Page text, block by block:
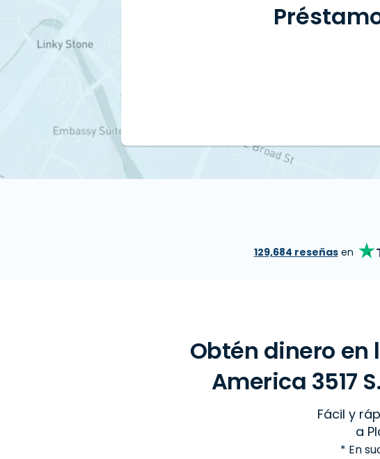
129,684 reseñasen
Obtén dinero en
America 3517
Fácil y
a
* En